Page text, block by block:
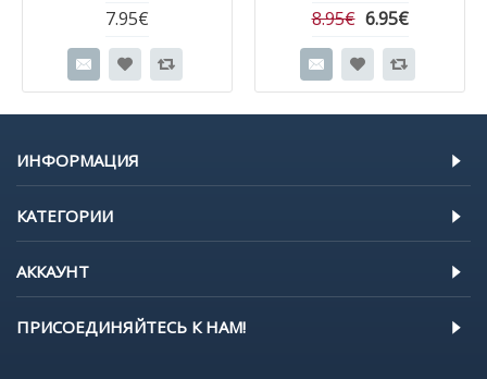
7.95€ 8.95€ 6.95€
ИНФОРМАЦИЯ
КАТЕГОРИИ
АККАУНТ
ПРИСОЕДИНЯЙТЕСЬ К НАМ!